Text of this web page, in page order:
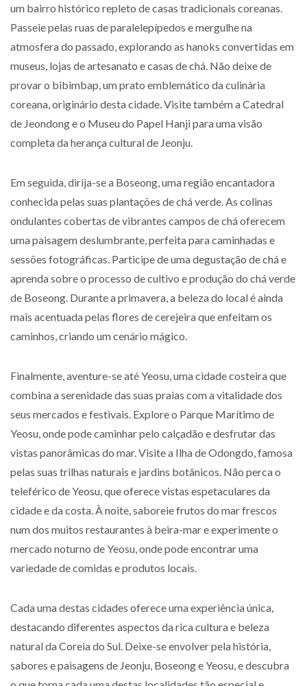
um bairro histórico repleto de casas tradicionais coreanas.
Passeie pelas ruas de paralelepípedos e mergulhe na
atmosfera do passado, explorando as hanoks convertidas em
museus, lojas de artesanato e casas de chá. Não deixe de
provar o bibimbap, um prato emblemático da culinária
coreana, originário desta cidade. Visite também a Catedral
de Jeondong e o Museu do Papel Hanji para uma visão
completa da herança cultural de Jeonju.
Em seguida, dirija-se a Boseong, uma região encantadora
conhecida pelas suas plantações de chá verde. As colinas
ondulantes cobertas de vibrantes campos de chá oferecem
uma paisagem deslumbrante, perfeita para caminhadas e
sessões fotográficas. Participe de uma degustação de chá e
aprenda sobre o processo de cultivo e produção do chá verde
de Boseong. Durante a primavera, a beleza do local é ainda
mais acentuada pelas flores de cerejeira que enfeitam os
caminhos, criando um cenário mágico.
Finalmente, aventure-se até Yeosu, uma cidade costeira que
combina a serenidade das suas praias com a vitalidade dos
seus mercados e festivais. Explore o Parque Marítimo de
Yeosu, onde pode caminhar pelo calçadão e desfrutar das
vistas panorâmicas do mar. Visite a Ilha de Odongdo, famosa
pelas suas trilhas naturais e jardins botânicos. Não perca o
teleférico de Yeosu, que oferece vistas espetaculares da
cidade e da costa. À noite, saboreie frutos do mar frescos
num dos muitos restaurantes à beira-mar e experimente o
mercado noturno de Yeosu, onde pode encontrar uma
variedade de comidas e produtos locais.
Cada uma destas cidades oferece uma experiência única,
destacando diferentes aspectos da rica cultura e beleza
natural da Coreia do Sul. Deixe-se envolver pela história,
sabores e paisagens de Jeonju, Boseong e Yeosu, e descubra